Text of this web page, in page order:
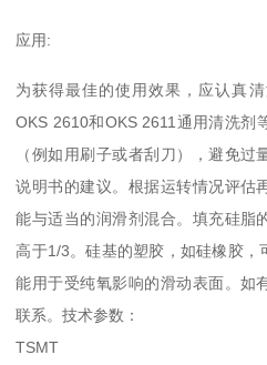
应用:
为获得最佳的使用效果，应认真
OKS 2610和OKS 2611通用清洗剂
（例如用刷子或者刮刀），避免
说明书的建议。根据运转情况评估
能与适当的润滑剂混合。填充硅脂
高于1/3。硅基的塑胶，如硅橡胶，
能用于受纯氧影响的滑动表面。如
联系。技术参数：
TSMT